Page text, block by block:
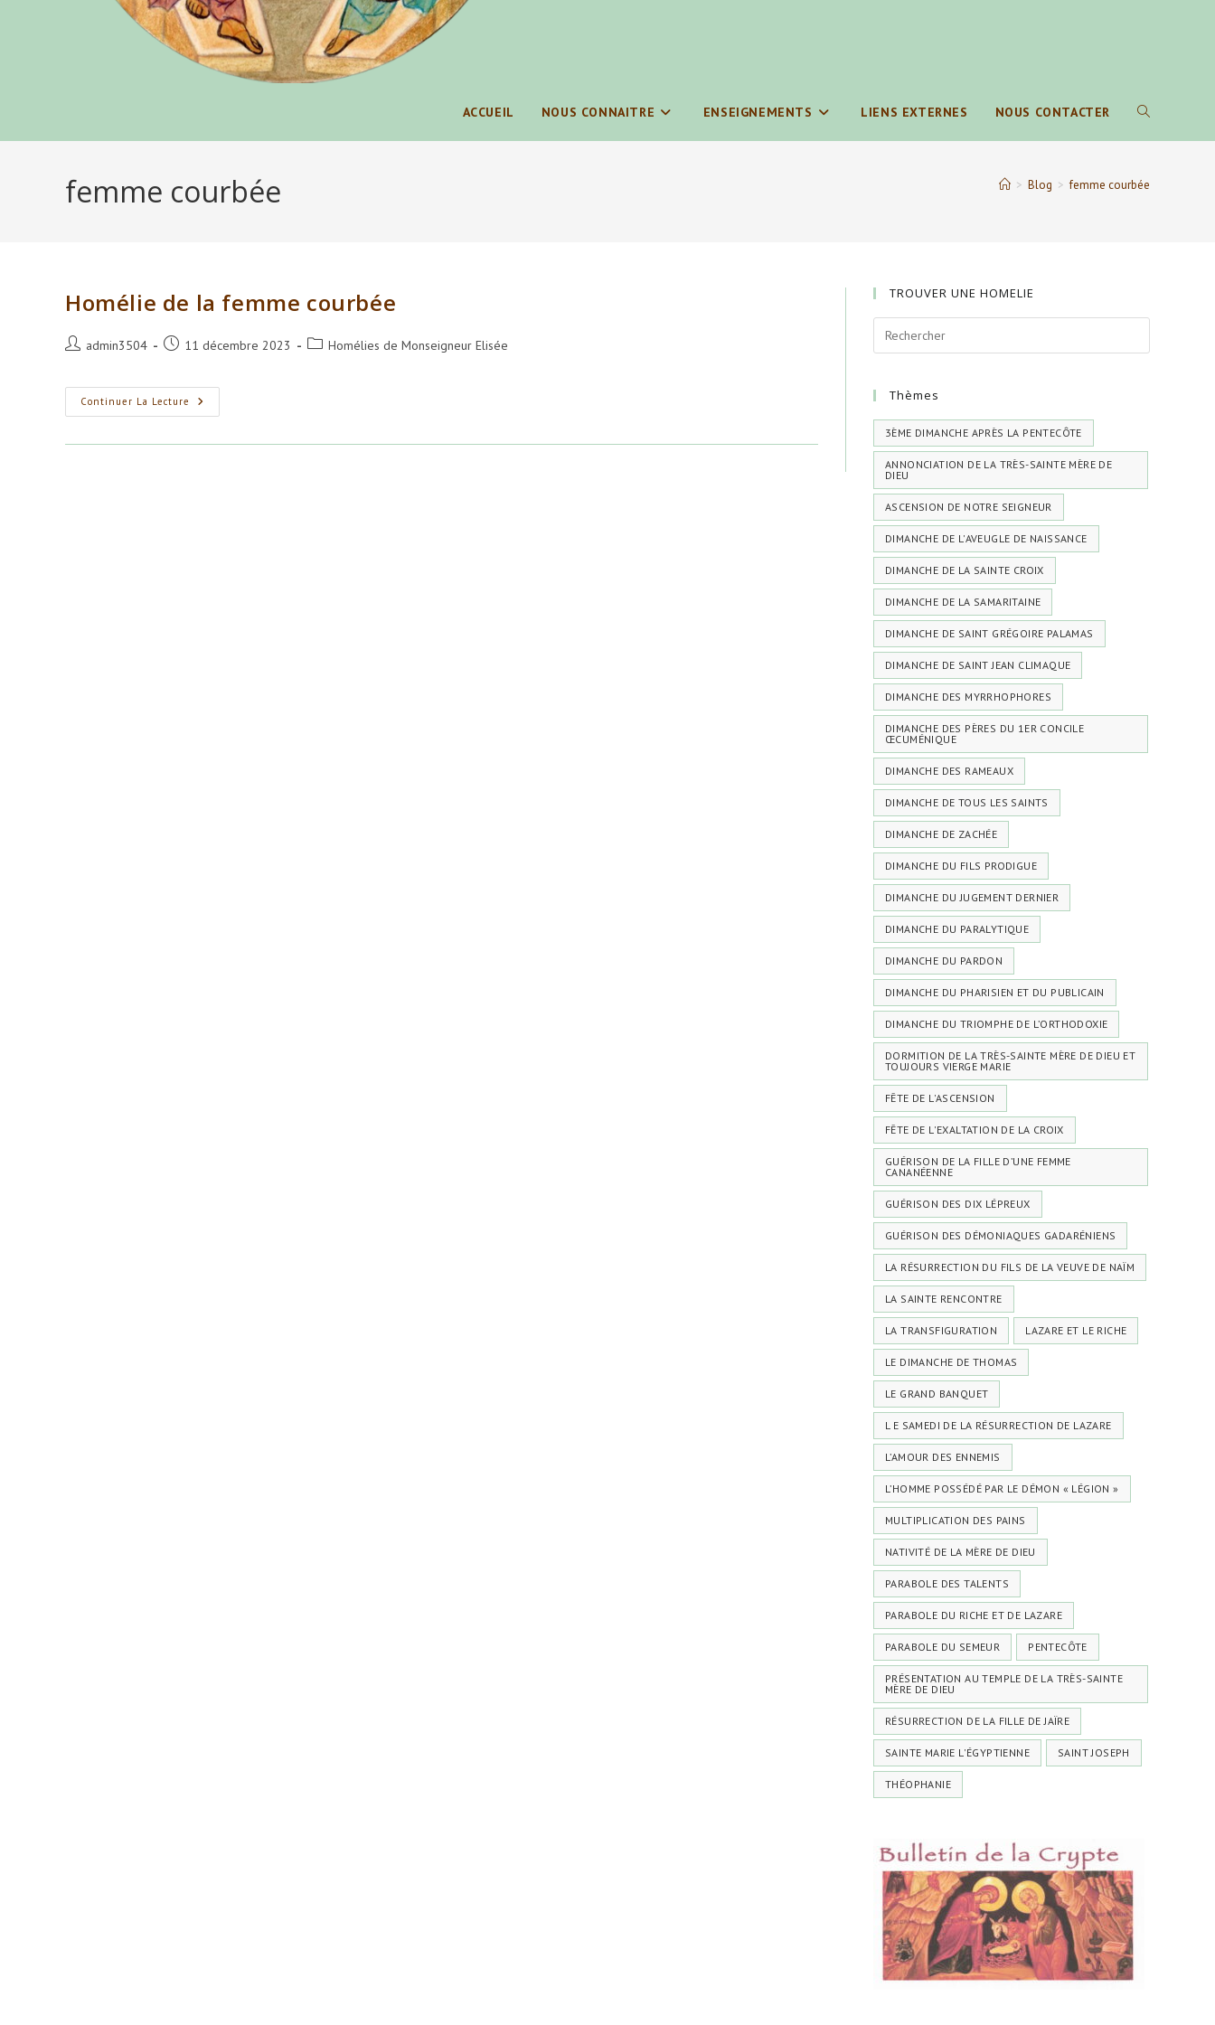
ACCUEIL NOUS CONNAITRE ENSEIGNEMENTS LIENS EXTERNES NOUS CONTACTER TOGGLE
femme courbée > Blog > femme courbée
Homélie de la femme courbée
Auteur/autrice
publication :
admin3504
Publication
11 décembre 2023
PostHomélies de Monseigneur Elisée
Continuer La Lecture Homélie
De
Femme
TROUVER UNE HOMELIE
Thèmes
3ÈME DIMANCHE APRÈS LA PENTECÔTE
ANNONCIATION DE LA TRÈS-SAINTE MÈRE DE
DIEU
ASCENSION DE NOTRE SEIGNEUR
DIMANCHE DE L'AVEUGLE DE NAISSANCE
DIMANCHE DE LA SAINTE CROIX
DIMANCHE DE LA SAMARITAINE
DIMANCHE DE SAINT GRÉGOIRE PALAMAS
DIMANCHE DE SAINT JEAN CLIMAQUE
DIMANCHE DES MYRRHOPHORES
DIMANCHE DES PÈRES DU 1ER CONCILE
ŒCUMÉNIQUE
DIMANCHE DES RAMEAUX
DIMANCHE DE TOUS LES SAINTS
DIMANCHE DE ZACHÉE
DIMANCHE DU FILS PRODIGUE
DIMANCHE DU JUGEMENT DERNIER
DIMANCHE DU PARALYTIQUE
DIMANCHE DU PARDON
DIMANCHE DU PHARISIEN ET DU PUBLICAIN
DIMANCHE DU TRIOMPHE DE L’ORTHODOXIE
DORMITION DE LA TRÈS-SAINTE MÈRE DE DIEU ET
TOUJOURS VIERGE MARIE
FÊTE DE L'ASCENSION
FÊTE DE L'EXALTATION DE LA CROIX
GUÉRISON DE LA FILLE D’UNE FEMME
CANANÉENNE
GUÉRISON DES DIX LÉPREUX
GUÉRISON DES DÉMONIAQUES GADARÉNIENS
LA RÉSURRECTION DU FILS DE LA VEUVE DE NAÏM
LA SAINTE RENCONTRE
LA TRANSFIGURATION LAZARE ET LE RICHE
LE DIMANCHE DE THOMAS
LE GRAND BANQUET
L E SAMEDI DE LA RÉSURRECTION DE LAZARE
L’AMOUR DES ENNEMIS
L’HOMME POSSÉDÉ PAR LE DÉMON « LÉGION »
MULTIPLICATION DES PAINS
NATIVITÉ DE LA MÈRE DE DIEU
PARABOLE DES TALENTS
PARABOLE DU RICHE ET DE LAZARE
PARABOLE DU SEMEUR PENTECÔTE
PRÉSENTATION AU TEMPLE DE LA TRÈS-SAINTE
MÈRE DE DIEU
RÉSURRECTION DE LA FILLE DE JAÏRE
SAINTE MARIE L'ÉGYPTIENNE SAINT JOSEPH
THÉOPHANIE